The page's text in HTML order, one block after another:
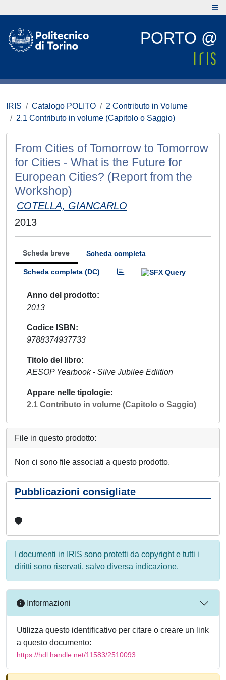
PORTO @
IRIS Catalogo POLITO
2 Contributo in Volume
2.1 Contributo in volume (Capitolo o Saggio)
From Cities of Tomorrow to Tomorrow
for Cities - What is the Future for
European Cities? (Report from the
Workshop)
COTELLA, GIANCARLO
2013
Scheda breve Scheda completa
Scheda completa (DC)
Anno del prodotto
2013
Codice ISBN
9788374937733
Titolo del libro
AESOP Yearbook - Silve Jubilee Ediition
Appare nelle tipologie
2.1 Contributo in volume (Capitolo o Saggio)
File in questo prodotto:
Non ci sono file associati a questo prodotto.
Pubblicazioni consigliate
I documenti in IRIS sono protetti da copyright e tutti i
diritti sono riservati, salvo diversa indicazione.
Informazioni
Utilizza questo identificativo per citare o creare un link
a questo documento:
https://hdl.handle.net/11583/2510093